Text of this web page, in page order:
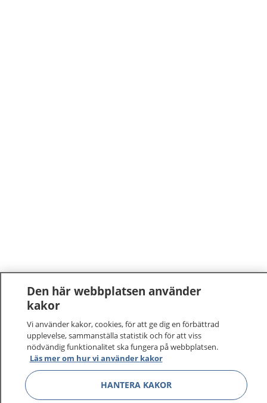
1177–tryggt om din hälsa och vård
På 1177.se får du råd om hälsa och information om
Den här webbplatsen använder
kakor
Vi använder kakor, cookies, för att ge dig en förbättrad
upplevelse, sammanställa statistik och för att viss
nödvändig funktionalitet ska fungera på webbplatsen.
Läs mer om hur vi använder kakor
HANTERA KAKOR